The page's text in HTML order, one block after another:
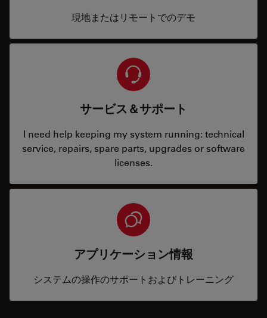
現地またはリモートでのデモ
サービス＆サポート
I need help keeping my system running: technical
service, repairs, spare parts, upgrades or software
licenses.
アプリケーション情報
システムの操作のサポートおよびトレーニング